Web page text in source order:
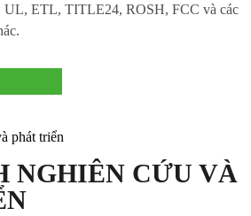
UL, ETL, TITLE24, ROSH, FCC và các
NGHIÊN CỨU VÀ